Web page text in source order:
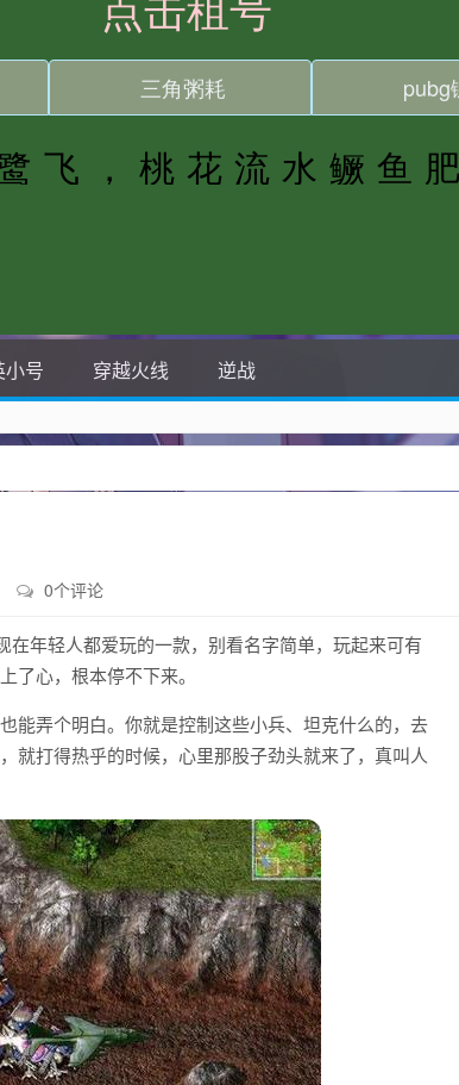
号 穿越火线 逆战
0个评论
在年轻人都爱玩的一款，别看名字简单，玩起来可有
了心，根本停不下来。
能弄个明白。你就是控制这些小兵、坦克什么的，去
就打得热乎的时候，心里那股子劲头就来了，真叫人